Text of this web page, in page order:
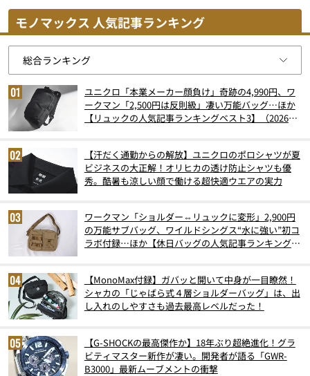
モノマックス 人気記事ランキング
ユニクロ「本業メーカー顔負け」奇跡の4,990円、ワ
ークマン「2,500円は反則級」凄い万能バッグ…ほか
【リュックの人気記事ランキングベスト3】（2026年
【汗だく通勤からの解放】ユニクロのポロシャツが夏
ビジネスの大正解！オリヒカの透け防止シャツも優
秀。酷暑も涼しい顔で働ける超快適ウエアの実力
ワークマン「ショルダー⇔リュックに変形」2,900円
の万能サブバッグ、ワイルドシングス“水に強い”初コ
ラボ付録…ほか【休日バッグの人気記事ランキングベ
【MonoMax付録】ガバッと開いて中身が一目瞭然！
シャカの「じゃばら式４層ショルダーバッグ」は、出
し入れのしやすさも過去最高レベルだった！
【G-SHOCKの最高傑作か】18年ぶり超絶進化！グラ
ビティマスター新作が凄い。開発者が語る「GWR-
B3000」最新ムーブメントの衝撃